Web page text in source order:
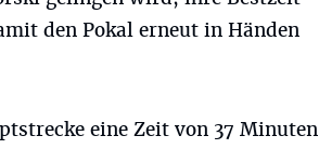
den Pokal erneut in Händen
eine Zeit von 37 Minuten